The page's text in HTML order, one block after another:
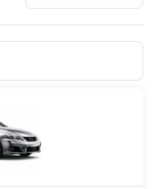
visita al spa, que ofrece
faciales.
un safari, después
libre. Encontrarás además
de conserjería y servicio
cualquiera de las 266
equipadas con
Las habitaciones
Para los momentos de